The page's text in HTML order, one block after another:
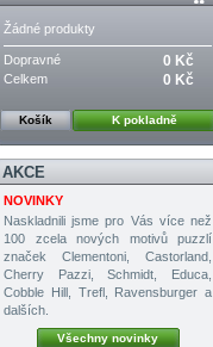
Žádné produkty
Dopravné 0 Kč
Celkem 0 Kč
Košík K pokladně
AKCE
NOVINKY
Naskladnili jsme pro Vás více než
100 zcela nových motivů puzzlí
značek Clementoni, Castorland,
Cherry Pazzi, Schmidt, Educa,
Cobble Hill, Trefl, Ravensburger a
dalších.
Všechny novinky